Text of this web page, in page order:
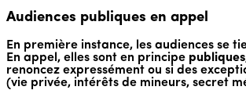
Audiences publiques en appel
En première instance, les audiences se
En appel, elles sont en principe publiques
renoncez expressément ou si des
(vie privée, intérêts de mineurs, secret